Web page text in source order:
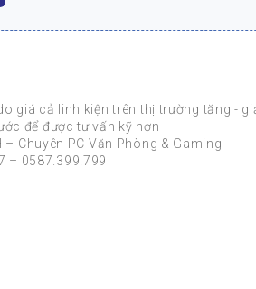
giá cả linh kiện trên thị trường tăng -
để được tư vấn kỹ hơn
– Chuyên PC Văn Phòng & Gaming
– 0587.399.799